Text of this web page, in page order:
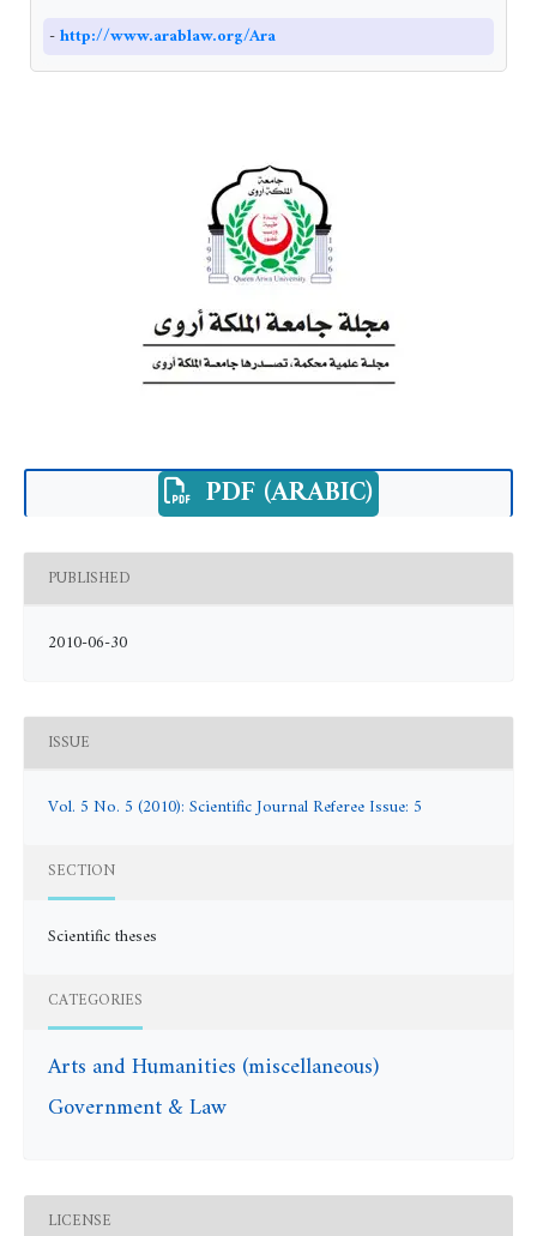
-http://www.arablaw.org/Ara
PDF (ARABIC)
PUBLISHED
2010-06-30
ISSUE
Vol. 5 No. 5 (2010): Scientific Journal Referee Issue: 5
SECTION
Scientific theses
CATEGORIES
Arts and Humanities (miscellaneous)
Government & Law
LICENSE